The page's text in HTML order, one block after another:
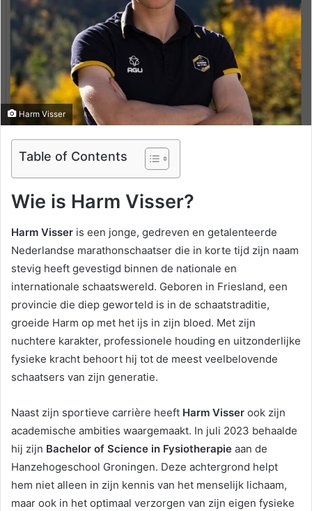
Harm Visser
Table of Contents
Wie is Harm Visser?
Harm Visser is een jonge, gedreven en getalenteerde
Nederlandse marathonschaatser die in korte tijd zijn naam
stevig heeft gevestigd binnen de nationale en
internationale schaatswereld. Geboren in Friesland, een
provincie die diep geworteld is in de schaatstraditie,
groeide Harm op met het ijs in zijn bloed. Met zijn
nuchtere karakter, professionele houding en uitzonderlijke
fysieke kracht behoort hij tot de meest veelbelovende
schaatsers van zijn generatie.
Naast zijn sportieve carrière heeft Harm Visser ook zijn
academische ambities waargemaakt. In juli 2023 behaalde
hij zijn Bachelor of Science in Fysiotherapie aan de
Hanzehogeschool Groningen. Deze achtergrond helpt
hem niet alleen in zijn kennis van het menselijk lichaam,
maar ook in het optimaal verzorgen van zijn eigen fysieke